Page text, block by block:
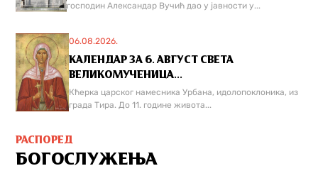
господин Александар Вучић дао у јавности у...
06.08.2026.
КАЛЕНДАР ЗА 6. АВГУСТ СВЕТА
ВЕЛИКОМУЧЕНИЦА...
Кћерка царског намесника Урбана, идолопоклоника, из
града Тира. До 11. године живота...
РАСПОРЕД
БОГОСЛУЖЕЊА